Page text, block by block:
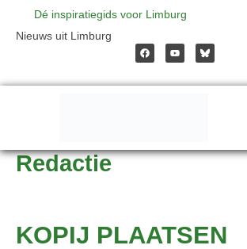
Dé inspiratiegids voor Limburg
Nieuws uit Limburg
a
c
e
o
o
u
t
b
Redactie
KOPIJ PLAATSEN